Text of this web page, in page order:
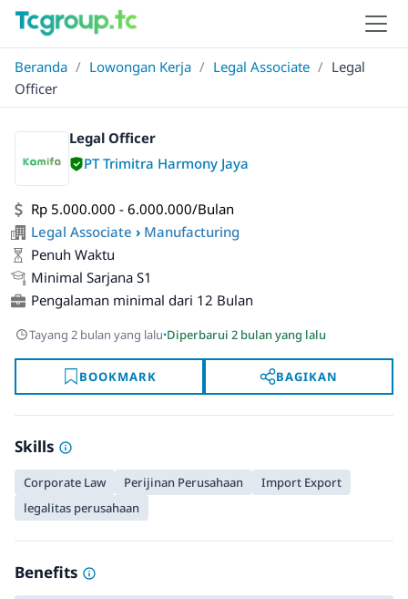
Beranda / Lowongan Kerja / Legal Associate / Legal
Officer
Legal Officer
PT Trimitra Harmony Jaya
Rp 5.000.000 - 6.000.000/Bulan
Legal Associate › Manufacturing
Penuh Waktu
Minimal Sarjana S1
Pengalaman minimal dari 12 Bulan
Tayang 2 bulan yang lalu·Diperbarui 2 bulan yang lalu
BOOKMARK BAGIKAN
Skills
Corporate Law Perijinan Perusahaan
Import Export
legalitas perusahaan
Benefits